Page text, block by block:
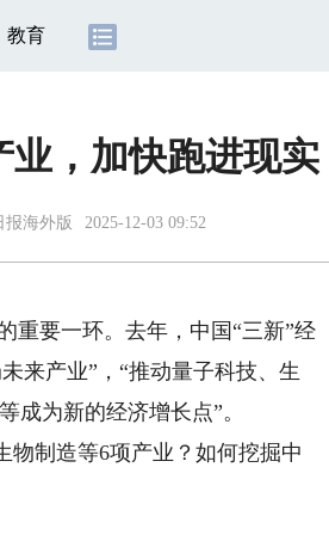
教育
业，加快跑进现实
报海外版 2025-12-03 09:52
要一环。去年，中国“三新”经
来产业”，“推动量子科技、生
成为新的经济增长点”。
制造等6项产业？如何挖掘中